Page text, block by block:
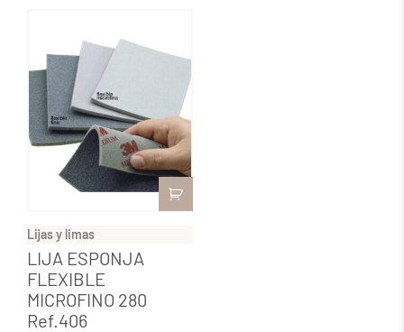
Lijas y limas
LIJA ESPONJA
FLEXIBLE
MICROFINO 280
Ref.406